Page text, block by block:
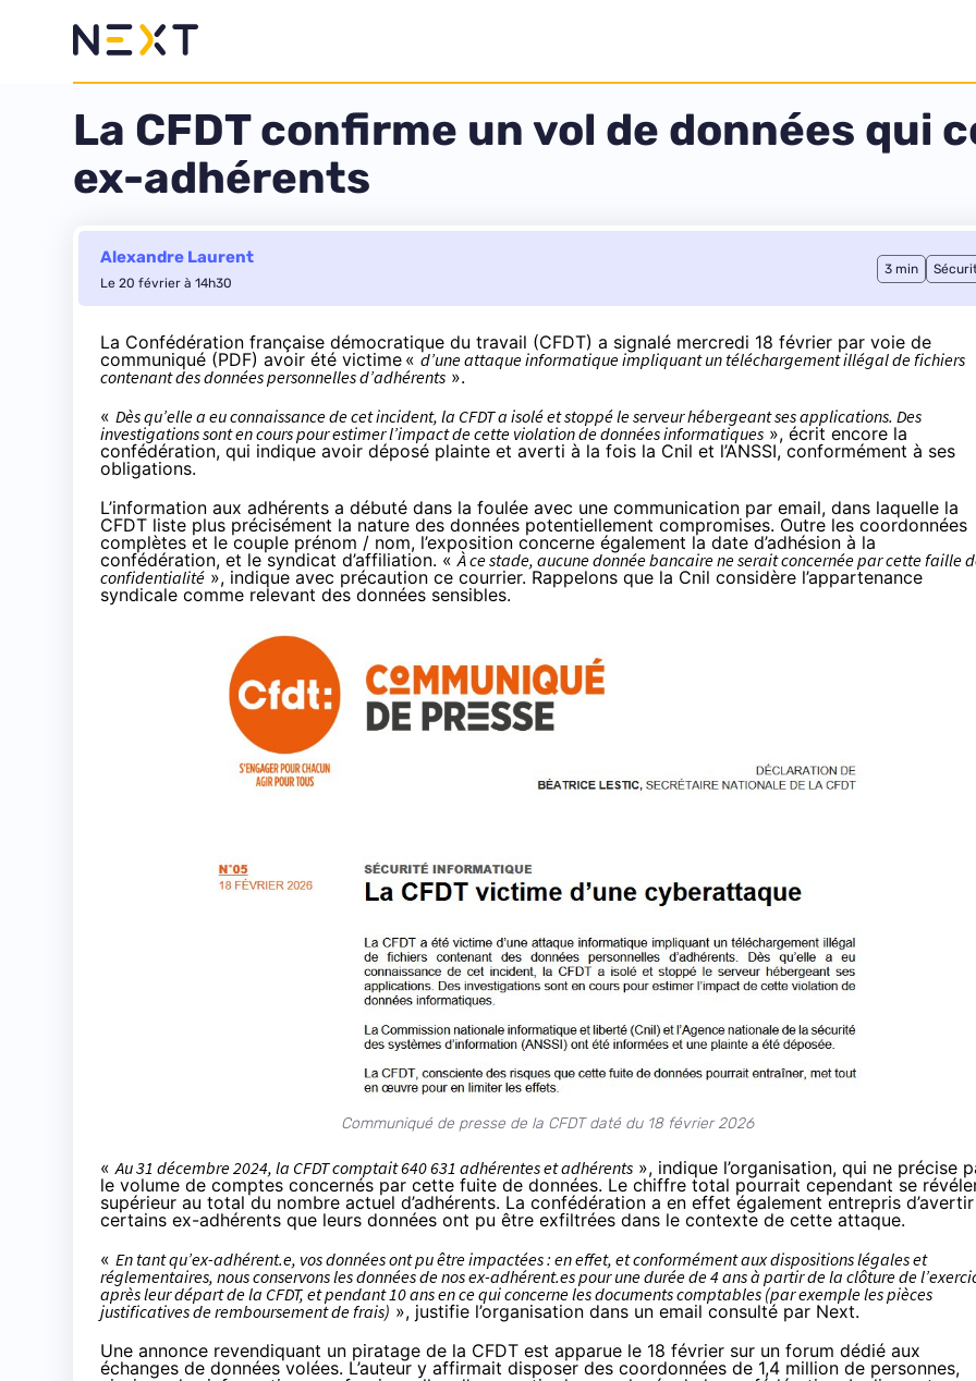
La CFDT confirme un vol de données qui
ex-adhérents
Alexandre Laurent
Le 20 février à 14h30
3 min
La Confédération française démocratique du travail (CFDT) a signalé mercredi 18 février par voie de
communiqué (PDF) avoir été victime « d’une attaque informatique impliquant un téléchargement illégal de fichiers
contenant des données personnelles d’adhérents ».
« Dès qu’elle a eu connaissance de cet incident, la CFDT a isolé et stoppé le serveur hébergeant ses applications. Des
investigations sont en cours pour estimer l’impact de cette violation de données informatiques », écrit encore la
confédération, qui indique avoir déposé plainte et averti à la fois la Cnil et l’ANSSI, conformément à ses
obligations.
L’information aux adhérents a débuté dans la foulée avec une communication par email, dans laquelle la
CFDT liste plus précisément la nature des données potentiellement compromises. Outre les coordonnées
complètes et le couple prénom / nom, l’exposition concerne également la date d’adhésion à la
confédération, et le syndicat d’affiliation. «À ce stade, aucune donnée bancaire ne serait concernée par cette faille
confidentialité », indique avec précaution ce courrier. Rappelons que la Cnil considère l’appartenance
syndicale comme relevant des données sensibles.
Communiqué de presse de la CFDT daté du 18 février 2026
«Au 31 décembre 2024, la CFDT comptait 640 631 adhérentes et adhérents », indique l’organisation, qui ne précise
le volume de comptes concernés par cette fuite de données. Le chiffre total pourrait cependant se
supérieur au total du nombre actuel d’adhérents. La confédération a en effet également entrepris d’avertir
certains ex-adhérents que leurs données ont pu être exfiltrées dans le contexte de cette attaque.
« En tant qu’ex-adhérent.e, vos données ont pu être impactées : en effet, et conformément aux dispositions légales et
réglementaires, nous conservons les données de nos ex-adhérent.es pour une durée de 4 ans à partir de la clôture de
après leur départ de la CFDT, et pendant 10 ans en ce qui concerne les documents comptables (par exemple les pièces
justificatives de remboursement de frais) », justifie l’organisation dans un email consulté par Next.
Une annonce revendiquant un piratage de la CFDT est apparue le 18 février sur un forum dédié aux
échanges de données volées. L’auteur y affirmait disposer des coordonnées de 1,4 million de personnes,